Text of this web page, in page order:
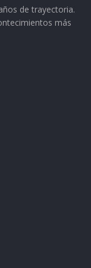
y no fue
cuando me
la vejez?
de trayectoria.
más